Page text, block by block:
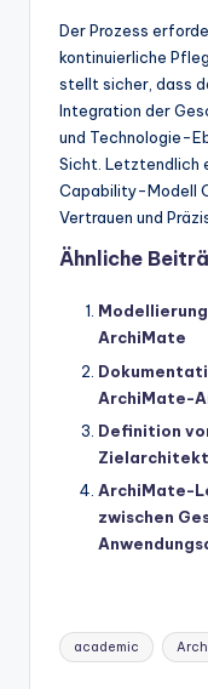
Der Prozess
kontinuierliche
stellt sicher, dass
Integration der
und Technologie-
Sicht. Letztendlich
Capability-Modell
Vertrauen und
Ähnliche
ArchiMate
ArchiMate-
Definition
ArchiMate-
zwischen
Tags:
academic